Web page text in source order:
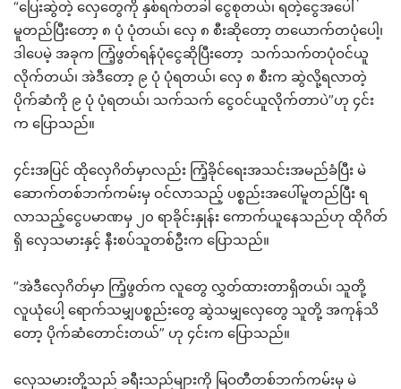
“ပြေးဆွဲတဲ့ လှေတွေကို နှစ်ရက်တခါ ငွေစုတယ်၊ ရတဲ့ငွေအပေါ်
မူတည်ပြီးတော့ ၈ ပုံ ပုံတယ်၊ လှေ ၈ စီးဆိုတော့ တယောက်တပုံပေါ့၊
ဒါပေမဲ့ အခုက ကြံ့ဖွတ်ရန်ပုံငွေဆိုပြီးတော့ သက်သက်တပုံဝင်ယူ
လိုက်တယ်၊ အဲဒီတော့ ၉ ပုံ ပုံရတယ်၊ လှေ ၈ စီးက ဆွဲလို့ရလာတဲ့
ပိုက်ဆံကို ၉ ပုံ ပုံရတယ်၊ သက်သက် ငွေဝင်ယူလိုက်တာပဲ”ဟု ၄င်း
က ပြောသည်။
၄င်းအပြင် ထိုလှေဂိတ်မှာလည်း ကြံ့ခိုင်ရေးအသင်းအမည်ခံပြီး မဲ
ဆောက်တစ်ဘက်ကမ်းမှ ဝင်လာသည့် ပစ္စည်းအပေါ်မူတည်ပြီး ရ
လာသည့်ငွေပမာဏမှ ၂၀ ရာခိုင်းနှုန်း ကောက်ယူနေသည်ဟု ထိုဂိတ်
ရှိ လှေသမားနှင့် နီးစပ်သူတစ်ဦးက ပြောသည်။
“အဲဒီလှေဂိတ်မှာ ကြံ့ဖွတ်က လူတွေ လွှတ်ထားတာရှိတယ်၊ သူတို့
လူယုံပေါ့ ရောက်သမျှပစ္စည်းတွေ ဆွဲသမျှလှေတွေ သူတို့ အကုန်သိ
တော့ ပိုက်ဆံတောင်းတယ်” ဟု ၄င်းက ပြောသည်။
လှေသမားတို့သည် ခရီးသည်များကို မြဝတီတစ်ဘက်ကမ်းမှ မဲ